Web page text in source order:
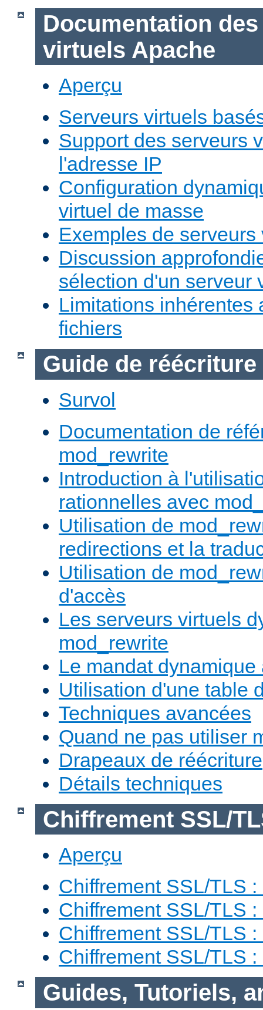
Documentation
virtuels Apache
Aperçu
Serveurs virtuels
Support des serveurs
l'adresse IP
Configuration
virtuel de masse
Exemples de serveurs
Discussion
sélection d'un serveur
Limitations inhérentes
fichiers
Guide de réécriture
Survol
Documentation de
mod_rewrite
Introduction à
rationnelles avec
Utilisation de
redirections et la
Utilisation de
d'accès
Les serveurs virtuels
mod_rewrite
Le mandat
Utilisation d'une table
Techniques avancées
Quand ne pas utiliser
Drapeaux de réécriture
Détails techniques
Chiffrement SSL/
Aperçu
Chiffrement SSL/TLS
Chiffrement SSL/TLS
Chiffrement SSL/TLS
Chiffrement SSL/TLS :
Guides, Tutoriels,